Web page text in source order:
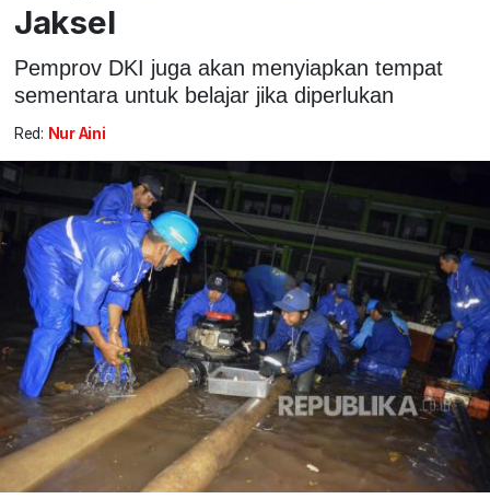
Jaksel
Pemprov DKI juga akan menyiapkan tempat
sementara untuk belajar jika diperlukan
Red: Nur Aini